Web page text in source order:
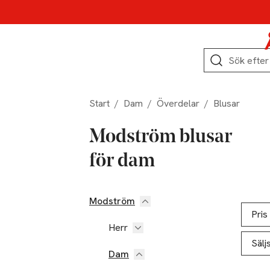
Sök
Start / Dam / Överdelar / Blusar
Modström blusar
för dam
Hoppa till produktsidan
Modström
Herr
Dam
Pris
Lista